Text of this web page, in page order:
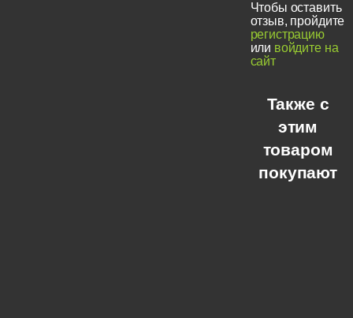
Чтобы оставить
отзыв, пройдите
регистрацию
или войдите на
сайт
Также с
этим
товаром
покупают